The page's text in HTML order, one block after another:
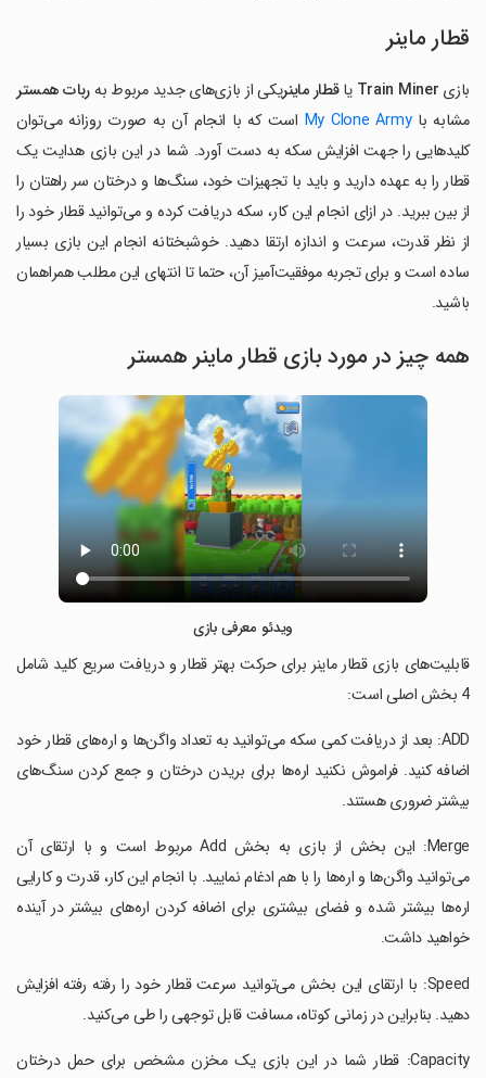
قطار ماینر
بازی Train Miner یاقطار ماینریکی از بازی‌های جدید مربوط بهرباتهمستر
مشابه باMy Clone Army است که با انجام آن به صورت روزانه می‌توان
کلیدهایی را جهت افزایش سکه به دست آورد. شما در این بازی هدایت یک
قطار را به عهده دارید و باید با تجهیزات خود، سنگ‌ها و درختان سر راهتان را
از بین ببرید. در ازای انجام این کار، سکه دریافت کرده و می‌توانید قطار خود را
از نظر قدرت، سرعت و اندازه ارتقا دهید. خوشبختانه انجام این بازی بسیار
ساده است و برای تجربه موفقیت‌آمیز آن، حتما تا انتهای این مطلب همراهمان
باشید.
همه چیز در مورد بازی قطار ماینر همستر
ویدئو معرفی بازی
قابلیت‌های بازی قطار ماینر برای حرکت بهتر قطار و دریافت سریع کلید شامل
4 بخش اصلی است:
ADD: بعد از دریافت کمی سکه می‌توانید به تعداد واگن‌ها و اره‌های قطار خود
اضافه کنید. فراموش نکنید اره‌ها برای بریدن درختان و جمع کردن سنگ‌های
بیشتر ضروری هستند.
Merge: این بخش از بازی به بخش Add مربوط است و با ارتقای آن
می‌توانید واگن‌ها و اره‌ها را با هم ادغام نمایید. با انجام این کار، قدرت و کارایی
اره‌ها بیشتر شده و فضای بیشتری برای اضافه کردن اره‌های بیشتر در آینده
خواهید داشت.
Speed: با ارتقای این بخش می‌توانید سرعت قطار خود را رفته رفته افزایش
دهید. بنابراین در زمانی کوتاه، مسافت قابل‌ توجهی را طی می‌کنید.
Capacity: قطار شما در این بازی یک مخزن مشخص برای حمل درختان